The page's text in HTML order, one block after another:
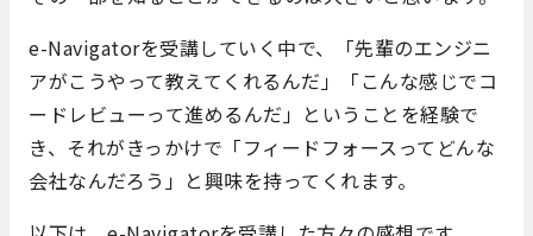
e-Navigatorを受講していく中で、「先輩のエンジニ
アがこうやって教えてくれるんだ」「こんな感じでコ
ードレビューって進めるんだ」ということを経験で
き、それがきっかけで「フィードフォースってどんな
会社なんだろう」と興味を持ってくれます。